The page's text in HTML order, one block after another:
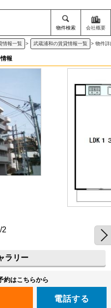
物件検索 会社概要
情報一覧 > 武蔵浦和の賃貸情報一覧 > 物件詳
報
2
ラリー
約はこちらから
電話する